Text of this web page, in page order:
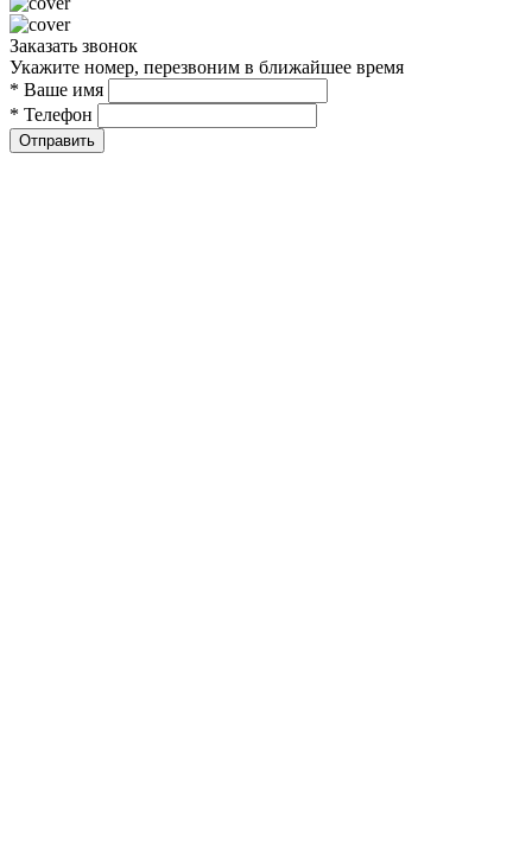
Заказать звонок
Укажите номер, перезвоним в ближайшее время
* Ваше имя
* Телефон
Отправить